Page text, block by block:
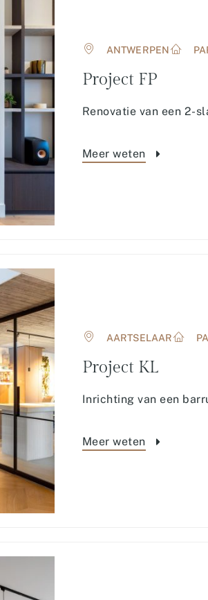
ANTWERPEN
Project FP
Renovatie van een 2-
Meer weten
AARTSELAAR
Project KL
Inrichting van een
Meer weten